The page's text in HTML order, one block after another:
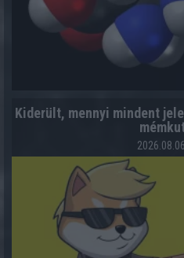
Kiderült, mennyi mindent